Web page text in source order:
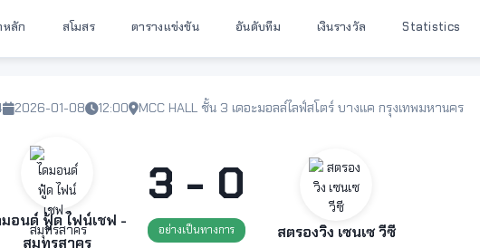
หลัก สโมสร ตารางแข่งขัน อันดับทีม เงินรางวัล Statistics
2026-01-08 12:00 MCC HALL ชั้น 3 เดอะมอลล์ไลฟ์สโตร์ บางแค กรุงเทพมหานคร
มอนด์ ฟู้ด ไฟน์เชฟ -
สมุทรสาคร
3 - 0
อย่างเป็นทางการ สตรองวิง เซนเซ วีซี